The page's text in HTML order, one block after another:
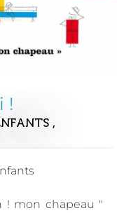
!
,
! mon chapeau "